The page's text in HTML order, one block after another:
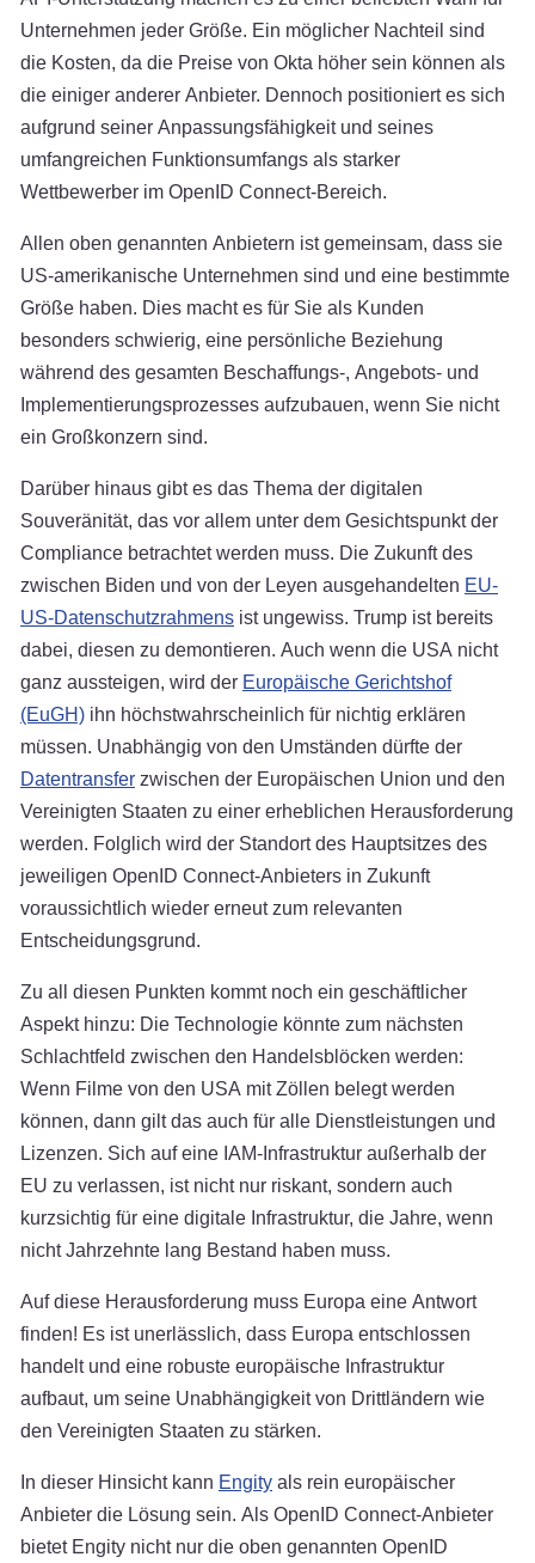
Unternehmen jeder Größe. Ein möglicher Nachteil sind
die Kosten, da die Preise von Okta höher sein können als
die einiger anderer Anbieter. Dennoch positioniert es sich
aufgrund seiner Anpassungsfähigkeit und seines
umfangreichen Funktionsumfangs als starker
Wettbewerber im OpenID Connect-Bereich.
Allen oben genannten Anbietern ist gemeinsam, dass sie
US-amerikanische Unternehmen sind und eine bestimmte
Größe haben. Dies macht es für Sie als Kunden
besonders schwierig, eine persönliche Beziehung
während des gesamten Beschaffungs-, Angebots- und
Implementierungsprozesses aufzubauen, wenn Sie nicht
ein Großkonzern sind.
Darüber hinaus gibt es das Thema der digitalen
Souveränität, das vor allem unter dem Gesichtspunkt der
Compliance betrachtet werden muss. Die Zukunft des
zwischen Biden und von der Leyen ausgehandelten EU-
US-Datenschutzrahmens ist ungewiss. Trump ist bereits
dabei, diesen zu demontieren. Auch wenn die USA nicht
ganz aussteigen, wird der Europäische Gerichtshof
(EuGH) ihn höchstwahrscheinlich für nichtig erklären
müssen. Unabhängig von den Umständen dürfte der
Datentransferzwischen der Europäischen Union und den
Vereinigten Staaten zu einer erheblichen Herausforderung
werden. Folglich wird der Standort des Hauptsitzes des
jeweiligen OpenID Connect-Anbieters in Zukunft
voraussichtlich wieder erneut zum relevanten
Entscheidungsgrund.
Zu all diesen Punkten kommt noch ein geschäftlicher
Aspekt hinzu: Die Technologie könnte zum nächsten
Schlachtfeld zwischen den Handelsblöcken werden:
Wenn Filme von den USA mit Zöllen belegt werden
können, dann gilt das auch für alle Dienstleistungen und
Lizenzen. Sich auf eine IAM-Infrastruktur außerhalb der
EU zu verlassen, ist nicht nur riskant, sondern auch
kurzsichtig für eine digitale Infrastruktur, die Jahre, wenn
nicht Jahrzehnte lang Bestand haben muss.
Auf diese Herausforderung muss Europa eine Antwort
finden! Es ist unerlässlich, dass Europa entschlossen
handelt und eine robuste europäische Infrastruktur
aufbaut, um seine Unabhängigkeit von Drittländern wie
den Vereinigten Staaten zu stärken.
In dieser Hinsicht kann Engityals rein europäischer
Anbieter die Lösung sein. Als OpenID Connect-Anbieter
bietet Engity nicht nur die oben genannten OpenID